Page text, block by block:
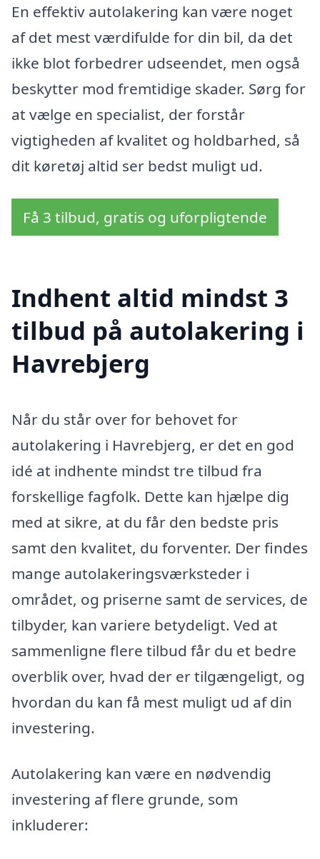
En effektiv autolakering kan være noget
af det mest værdifulde for din bil, da det
ikke blot forbedrer udseendet, men også
beskytter mod fremtidige skader. Sørg for
at vælge en specialist, der forstår
vigtigheden af kvalitet og holdbarhed, så
dit køretøj altid ser bedst muligt ud.
Få 3 tilbud, gratis og uforpligtende
Indhent altid mindst 3
tilbud på autolakering i
Havrebjerg
Når du står over for behovet for
autolakering i Havrebjerg, er det en god
idé at indhente mindst tre tilbud fra
forskellige fagfolk. Dette kan hjælpe dig
med at sikre, at du får den bedste pris
samt den kvalitet, du forventer. Der findes
mange autolakeringsværksteder i
området, og priserne samt de services, de
tilbyder, kan variere betydeligt. Ved at
sammenligne flere tilbud får du et bedre
overblik over, hvad der er tilgængeligt, og
hvordan du kan få mest muligt ud af din
investering.
Autolakering kan være en nødvendig
investering af flere grunde, som
inkluderer: